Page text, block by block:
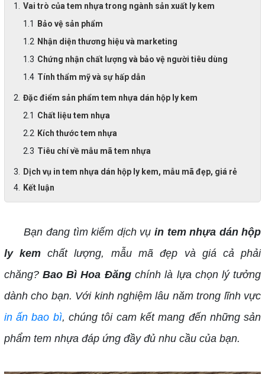
Vai trò của tem nhựa trong ngành sản xuất ly kem
Bảo vệ sản phẩm
Nhận diện thương hiệu và marketing
Chứng nhận chất lượng và bảo vệ người tiêu dùng
Tính thẩm mỹ và sự hấp dẫn
Đặc điểm sản phẩm tem nhựa dán hộp ly kem
Chất liệu tem nhựa
Kích thước tem nhựa
Tiêu chí về mẫu mã tem nhựa
Dịch vụ in tem nhựa dán hộp ly kem, mẫu mã đẹp, giá rẻ
Kết luận
Bạn đang tìm kiếm dịch vụ in tem nhựa dán hộp
ly kemchất lượng, mẫu mã đẹp và giá cả phải
chăng? Bao Bì Hoa Đăngchính là lựa chọn lý tưởng
dành cho bạn. Với kinh nghiệm lâu năm trong lĩnh vực
in ấn bao bì, chúng tôi cam kết mang đến những sản
phẩm tem nhựa đáp ứng đầy đủ nhu cầu của bạn.